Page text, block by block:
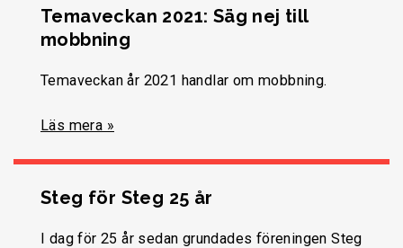
Temaveckan 2021: Säg nej till
mobbning
Temaveckan år 2021 handlar om mobbning.
Läs mera »
Steg för Steg 25 år
I dag för 25 år sedan grundades föreningen Steg